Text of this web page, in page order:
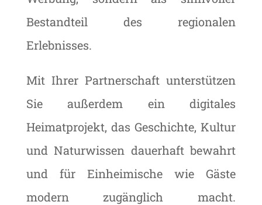
Bestandteil des regionalen
Erlebnisses.
Mit Ihrer Partnerschaft unterstützen
Sie außerdem ein digitales
Heimatprojekt, das Geschichte, Kultur
und Naturwissen dauerhaft bewahrt
und für Einheimische wie Gäste
modern zugänglich macht.